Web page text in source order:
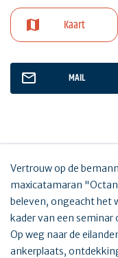
Kaart
MAIL
Vertrouw op de
maxicatamaran
beleven, ongeacht het
kader van een seminar
Op weg naar de
ankerplaats,